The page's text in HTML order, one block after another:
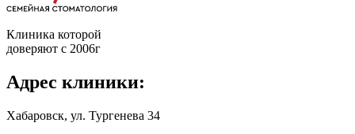
Клиника которой
доверяют с 2006г
Адрес клиники:
Хабаровск, ул. Тургенева 34